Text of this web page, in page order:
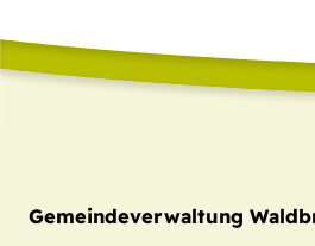
Gemeindeverwaltung